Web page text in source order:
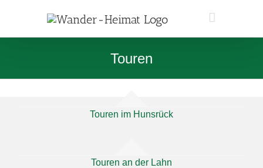
Touren
Touren im Hunsrück
Touren an der Lahn